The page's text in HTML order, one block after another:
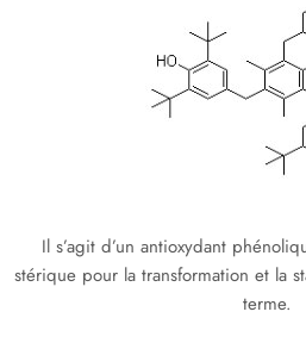
Il s’agit d’un antioxydant
stérique pour la transformation et la
terme.